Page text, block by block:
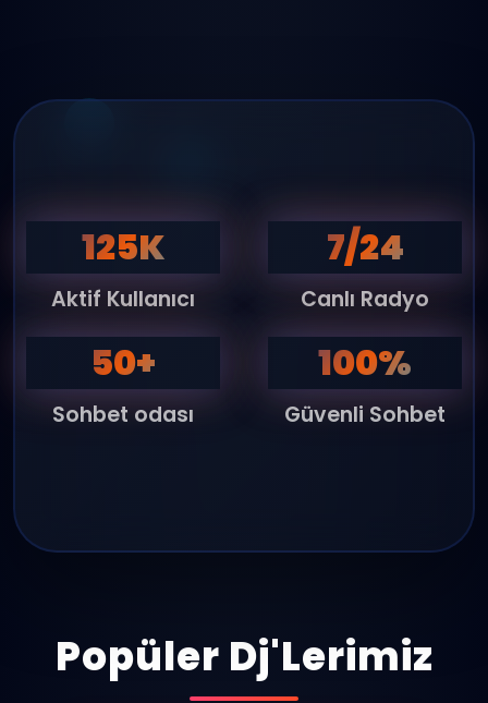
125K
Aktif Kullanıcı
7/24
Canlı Radyo
50+
Sohbet odası
100%
Güvenli Sohbet
Popüler Dj'Lerimiz